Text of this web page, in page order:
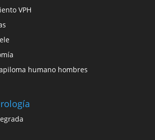
VPH
humano hombres